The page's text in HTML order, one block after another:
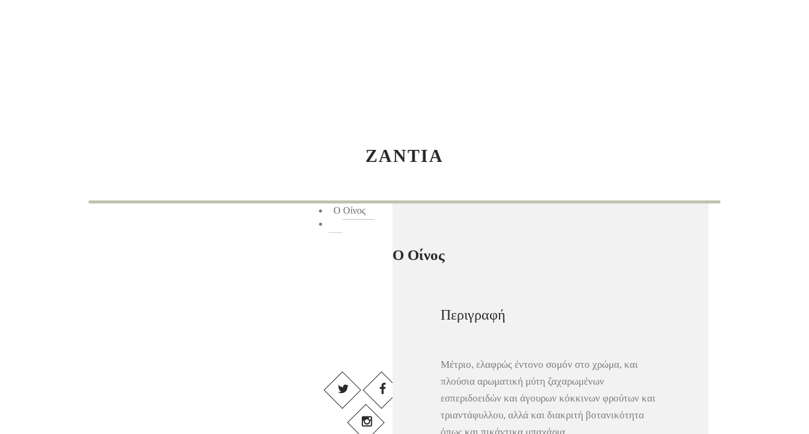
ΖΑΝΤΙΑ
Ο Οίνος
Ο Οίνος
Περιγραφή
Μέτριο, ελαφρώς έντονο σομόν στο χρώμα, και
πλούσια αρωματική μύτη ζαχαρωμένων
εσπεριδοειδών και άγουρων κόκκινων φρούτων και
τριαντάφυλλου, αλλά και διακριτή βοτανικότητα